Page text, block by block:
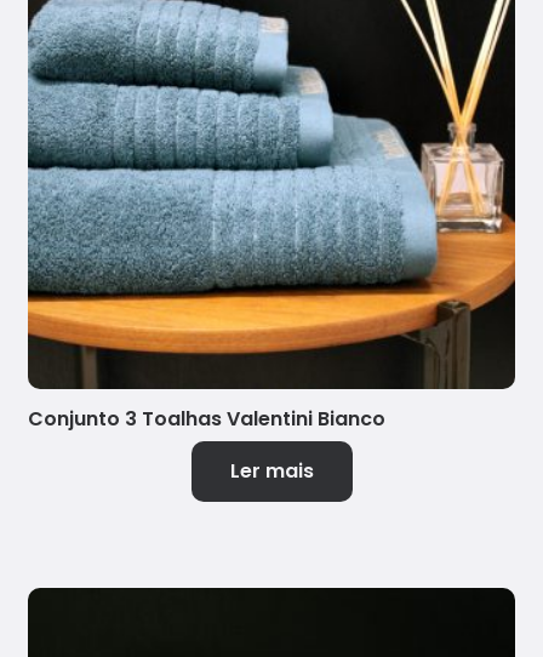
Conjunto 3 Toalhas Valentini Bianco
Ler mais